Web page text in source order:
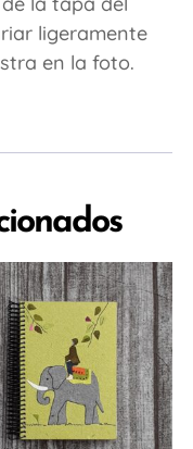
ligeramente
en la foto.